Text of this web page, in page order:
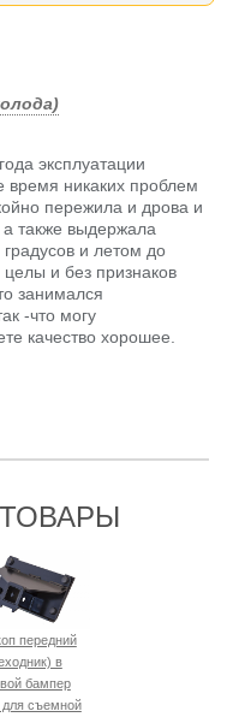
эксплуатации
время никаких проблем
пережила и дрова и
также выдержала
и летом до
и без признаков
занимался
-что могу
качество хорошее.
передний
в
бампер
съемной